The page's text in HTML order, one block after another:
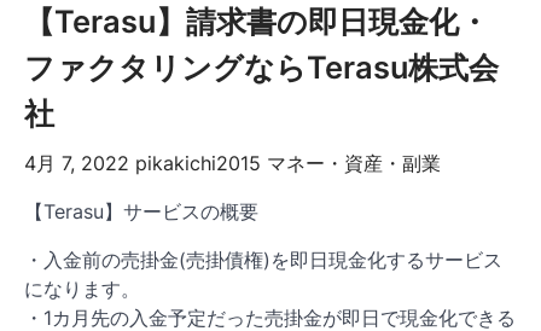
【Terasu】請求書の即日現金化・
ファクタリングならTerasu株式会
社
4月 7, 2022 pikakichi2015 マネー・資産・副業
【Terasu】サービスの概要
・入金前の売掛金(売掛債権)を即日現金化するサービス
になります。
・1カ月先の入金予定だった売掛金が即日で現金化できる